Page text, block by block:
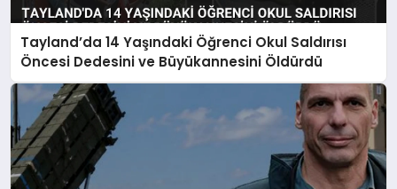
Tayland’da 14 Yaşındaki Öğrenci Okul Saldırısı
Öncesi Dedesini ve Büyükannesini Öldürdü